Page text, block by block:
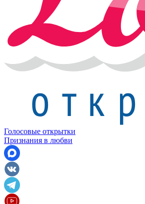
Голосовые открытки
Признания в любви